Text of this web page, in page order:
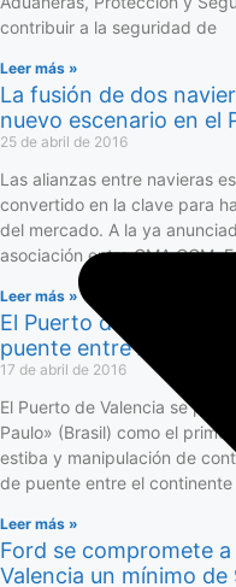
contribuir a la seguridad de
Leer más »
La fusión de dos
nuevo escenario en el
25 de abril de 2016
Las alianzas entre navieras
convertido en la clave para
del mercado. A la ya
asociación entre CMA CGM,
Leer más »
El Puerto de Valencia
puente entre América y
17 de abril de 2016
El Puerto de Valencia se
Paulo» (Brasil) como el
estiba y manipulación de
de puente entre el
Leer más »
Ford se compromete
Valencia un mínimo